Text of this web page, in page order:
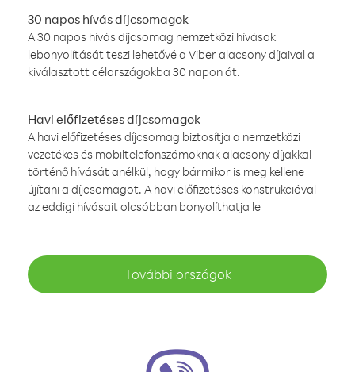
30 napos hívás díjcsomagok
A 30 napos hívás díjcsomag nemzetközi hívások
lebonyolítását teszi lehetővé a Viber alacsony díjaival a
kiválasztott célországokba 30 napon át.
Havi előfizetéses díjcsomagok
A havi előfizetéses díjcsomag biztosítja a nemzetközi
vezetékes és mobiltelefonszámoknak alacsony díjakkal
történő hívását anélkül, hogy bármikor is meg kellene
újítani a díjcsomagot. A havi előfizetéses konstrukcióval
az eddigi hívásait olcsóbban bonyolíthatja le
További országok